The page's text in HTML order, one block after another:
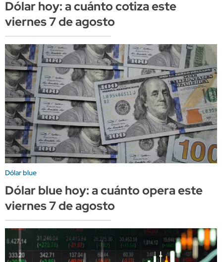
Dólar hoy: a cuánto cotiza este
viernes 7 de agosto
Dólar blue
Dólar blue hoy: a cuánto opera este
viernes 7 de agosto